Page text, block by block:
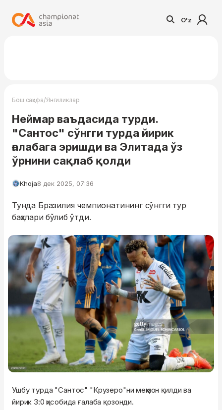
O'z
Бош саҳифа/Янгиликлар
Неймар ваъдасида турди.
"Сантос" сўнгги турда йирик
ғалабага эришди ва Элитада ўз
ўрнини сақлаб қолди
Khoja8 дек 2025, 07:36
Тунда Бразилия чемпионатининг сўнгги тур
баҳслари бўлиб ўтди.
Ушбу турда "Сантос" "Крузеро"ни меҳмон қилди ва
йирик 3:0 ҳисобида ғалаба қозонди.